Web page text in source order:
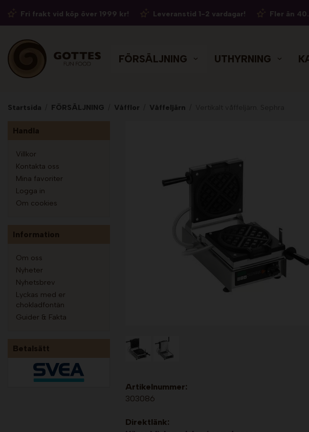
Fri frakt vid köp över 1999 kr! Leveranstid 1-2 vardagar! Fler än
FÖRSÄLJNING UTHYRNING
Startsida FÖRSÄLJNING Våfflor Våffeljärn
Handla
Villkor
Kontakta oss
Mina favoriter
Logga in
Om cookies
Information
Om oss
Nyheter
Nyhetsbrev
Lyckas med er
chokladfontän
Guider & Fakta
Betalsätt
Artikelnummer:
303086
Direktlänk: